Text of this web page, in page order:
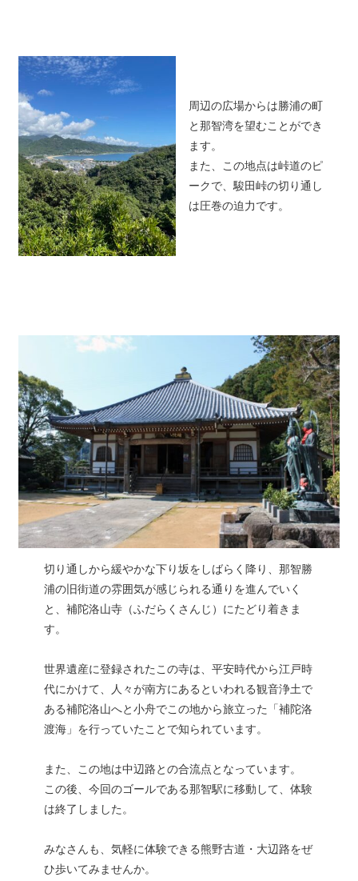
周辺の広場からは勝浦の町
と那智湾を望むことができ
ます。
また、この地点は峠道のピ
ークで、駿田峠の切り通し
は圧巻の迫力です。
切り通しから緩やかな下り坂をしばらく降り、那智勝
浦の旧街道の雰囲気が感じられる通りを進んでいく
と、補陀洛山寺（ふだらくさんじ）にたどり着きま
す。
世界遺産に登録されたこの寺は、平安時代から江戸時
代にかけて、人々が南方にあるといわれる観音浄土で
ある補陀洛山へと小舟でこの地から旅立った「補陀洛
渡海」を行っていたことで知られています。
また、この地は中辺路との合流点となっています。
この後、今回のゴールである那智駅に移動して、体験
は終了しました。
みなさんも、気軽に体験できる熊野古道・大辺路をぜ
ひ歩いてみませんか。